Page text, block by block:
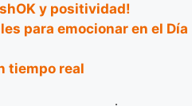
y positividad!
para emocionar en el Día
tiempo real